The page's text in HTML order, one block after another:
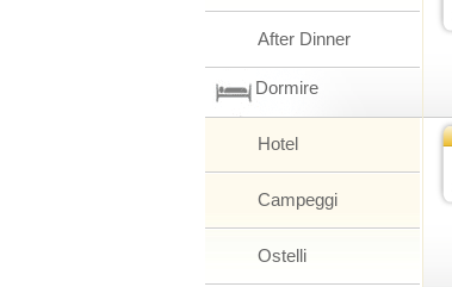
After Dinner
Dormire
Hotel
Campeggi
Ostelli